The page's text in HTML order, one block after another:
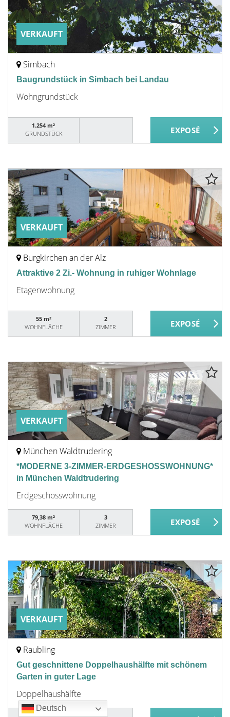
Deutsch
Deutsch
VERKAUFT
Simbach
Baugrundstück in Simbach bei Landau
Wohngrundstück
1.254 m²
GRUNDSTÜCK
VERKAUFT
Burgkirchen an der Alz
Attraktive 2 Zi.- Wohnung in ruhiger Wohnlage
Etagenwohnung
55 m²
WOHNFLÄCHE
2
ZIMMER
VERKAUFT
München Waldtrudering
*MODERNE 3-ZIMMER-ERDGESHOSSWOHNUNG*
in München Waldtrudering
Erdgeschosswohnung
79,38 m²
WOHNFLÄCHE
3
ZIMMER
VERKAUFT
Raubling
Gut geschnittene Doppelhaushälfte mit schönem
Garten in guter Lage
Doppelhaushälfte
Deutsch
Deutsch